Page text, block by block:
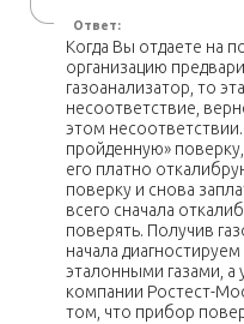
Ответ:
Когда Вы отдаете на
организацию
газоанализатор, то
несоответствие,
этом
пройденную»
его платно
поверку и снова
всего сначала
поверять. Получив
начала
эталонными газами,
компании Ростест-
том, что прибор